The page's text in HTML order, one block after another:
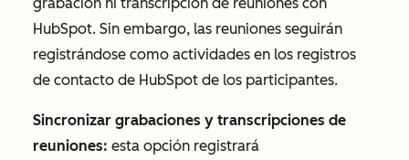
grabación ni transcripción de reuniones con
HubSpot. Sin embargo, las reuniones seguirán
registrándose como actividades en los registros
de contacto de HubSpot de los participantes.
Sincronizar grabaciones y transcripciones de
reuniones: esta opción registrará